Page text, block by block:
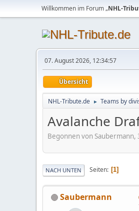
Willkommen im Forum „NHL-
07. August 2026, 12:34:57
Übersicht
NHL-Tribute.de ► Teams by
Avalanche
Begonnen von Saubermann,
NACH UNTEN Seiten 1
Saubermann